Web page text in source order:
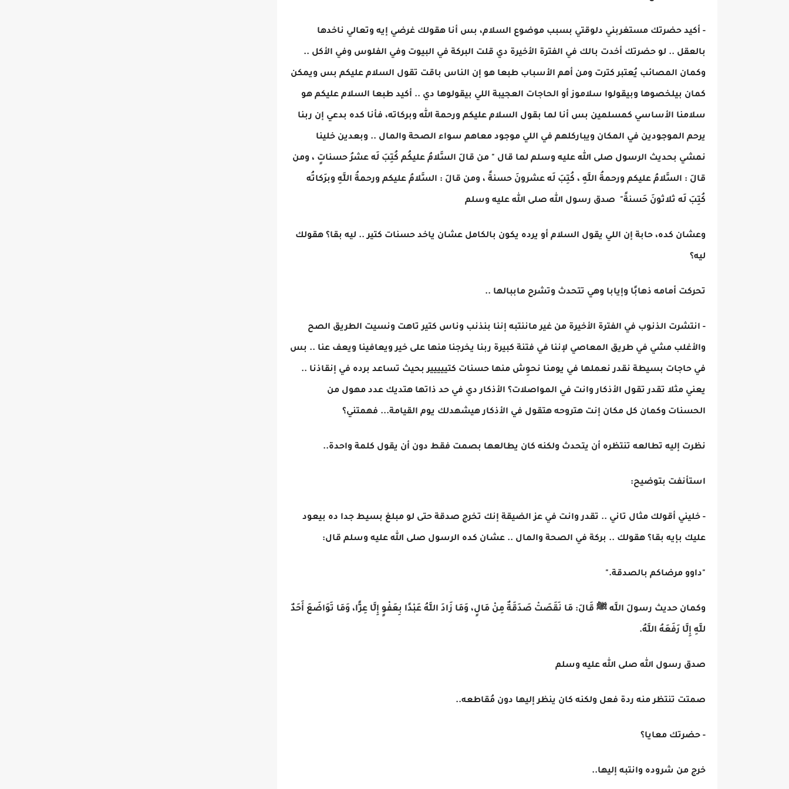
- أكيد حضرتك مستغربني دلوقتي بسبب موضوع السلام، بس أنا هقولك غرضي إيه وتعالي ناخدها
بالعقل .. لو حضرتك أخدت بالك في الفترة الأخيرة دي قلت البركة في البيوت وفي الفلوس وفي الأكل ..
وكمان المصائب يُعتبر كترت ومن أهم الأسباب طبعا هو إن الناس باقت تقول السلام عليكم بس ويمكن
كمان بيلخصوها وبيقولوا سلاموز أو الحاجات العجيبة اللي بيقولوها دي .. أكيد طبعا السلام عليكم هو
سلامنا الأساسي كمسلمين بس أنا لما بقول السلام عليكم ورحمة الله وبركاته، فأنا كده بدعي إن ربنا
يرحم الموجودين في المكان ويباركلهم في اللي موجود معاهم سواء الصحة والمال .. وبعدين خلينا
نمشي بحديث الرسول صلى الله عليه وسلم لما قال " من قالَ السَّلامُ عليكُم كُتِبَ لَه عشرُ حسناتٍ ، ومن
قالَ : السَّلامُ عليكم ورحمةُ اللَّهِ ، كُتِبَ لَه عشرونَ حسنةً ، ومن قالَ : السَّلامُ عليكم ورحمةُ اللَّهِ وبرَكاتُه
كُتِبَ لَه ثلاثونَ حَسنةً" صدق رسول الله صلى الله عليه وسلم
وعشان كده، حابة إن اللي يقول السلام أو يرده يكون بالكامل عشان ياخد حسنات كتير .. ليه بقا؟ هقولك
ليه؟
تحركت أمامه ذهابًا وإيابا وهي تتحدث وتشرح ماببالها ..
- انتشرت الذنوب في الفترة الأخيرة من غير ماننتبه إننا بنذنب وناس كتير تاهت ونسيت الطريق الصح
والأغلب مشي في طريق المعاصي لإننا في فتنة كبيرة ربنا يخرجنا منها على خير ويعافينا ويعف عنا .. بس
في حاجات بسيطة نقدر نعملها في يومنا نحوِش منها حسنات كتييييير بحيث تساعد برده في إنقاذنا ..
يعني مثلا تقدر تقول الأذكار وانت في المواصلات؟ الأذكار دي في حد ذاتها هتديك عدد مهول من
الحسنات وكمان كل مكان إنت هتروحه هتقول في الأذكار هيشهدلك يوم القيامة... فهمتني؟
نظرت إليه تطالعه تنتظره أن يتحدث ولكنه كان يطالعها بصمت فقط دون أن يقول كلمة واحدة..
استأنفت بتوضيح:
- خليني أقولك مثال تاني .. تقدر وانت في عز الضيقة إنك تخرج صدقة حتى لو مبلغ بسيط جدا ده بيعود
عليك بإيه بقا؟ هقولك .. بركة في الصحة والمال .. عشان كده الرسول صلى الله عليه وسلم قال:
"داوو مرضاكم بالصدقة."
وكمان حديث رسولَ اللَّه ﷺ قَالَ: مَا نَقَصَتْ صَدَقَةٌ مِنْ مَالٍ، وَمَا زَادَ اللَّهُ عَبْدًا بِعَفْوٍ إِلَّا عِزًّا، وَمَا تَوَاضَعَ أَحَدٌ
للَّهِ إِلَّا رَفَعَهُ اللَّهُ.
صدق رسول الله صلى الله عليه وسلم
صمتت تنتظر منه ردة فعل ولكنه كان ينظر إليها دون مُقاطعه..
- حضرتك معايا؟
خرج من شروده وانتبه إليها..